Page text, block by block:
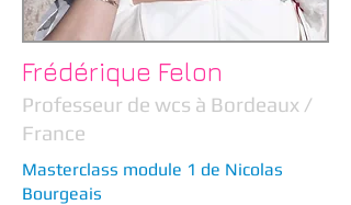
Frédérique Felon
Professeur de wcs à Bordeaux /
France
Masterclass module 1 de Nicolas
Bourgeais